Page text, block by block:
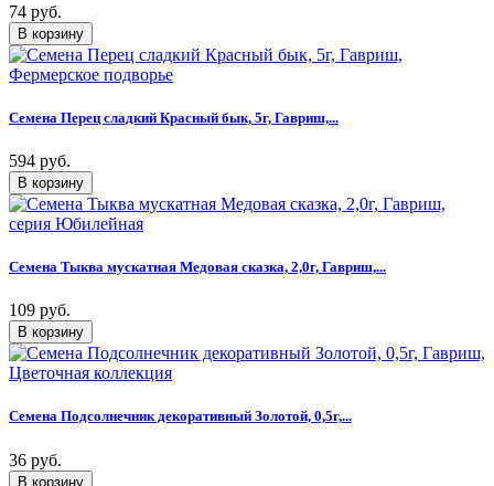
74 руб.
Семена Перец сладкий Красный бык, 5г, Гавриш,...
594 руб.
Семена Тыква мускатная Медовая сказка, 2,0г, Гавриш,...
109 руб.
Семена Подсолнечник декоративный Золотой, 0,5г,...
36 руб.